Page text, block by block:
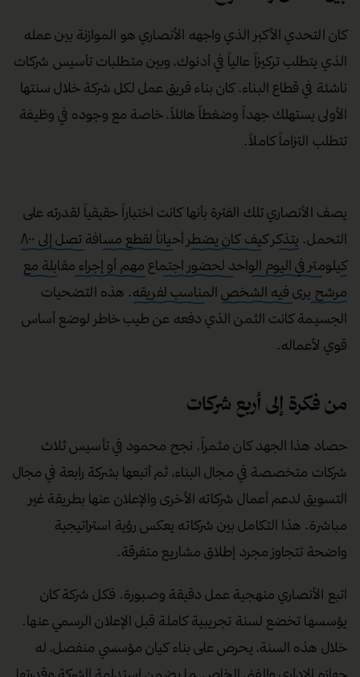
كان التحدي الأكبر الذي واجهه الأنصاري هو الموازنة بين عمله
الذي يتطلب تركيزاً عالياً في أدنوك، وبين متطلبات تأسيس شركات
ناشئة في قطاع البناء. كان بناء فريق عمل لكل شركة خلال سنتها
الأولى يستهلك جهداً وضغطاً هائلاً، خاصة مع وجوده في وظيفة
تتطلب التزاماً كاملاً.
يصف الأنصاري تلك الفترة بأنها كانت اختباراً حقيقياً لقدرته على
كيلومتر في اليوم الواحد لحضور اجتماع مهم أو إجراء مقابلة مع
الجسيمة كانت الثمن الذي دفعه عن طيب خاطر لوضع أساس
من فكرة إلى أربع شركات
حصاد هذا الجهد كان مثمراً. نجح محمود في تأسيس ثلاث